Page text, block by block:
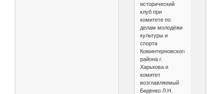
исторический
клуб при
комитете по
делам молодёжи
культуры и
спорта
Коминтерновского
района г.
Харькова и
комитет
возглавляемый
Биденко Л.Н.